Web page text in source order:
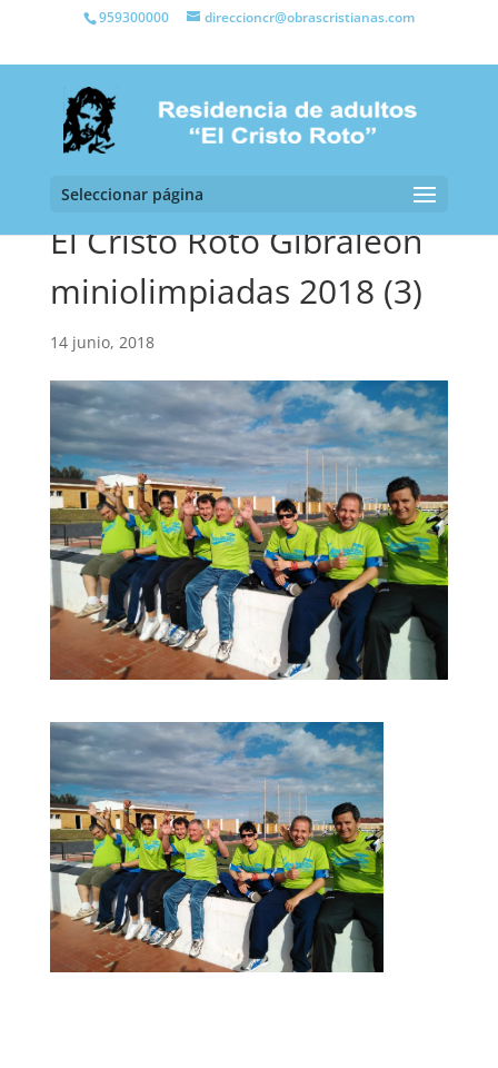
959300000 direccioncr@obrascristianas.com
Seleccionar página
El Cristo Roto Gibraleón
miniolimpiadas 2018 (3)
14 junio, 2018